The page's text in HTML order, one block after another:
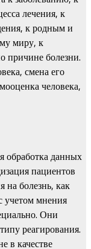
лечения, к
к родным и
миру, к
причине болезни.
смена его
человека,
обработка данных
пациентов
на болезнь, как
учетом мнения
Они
реагирования.
в качестве